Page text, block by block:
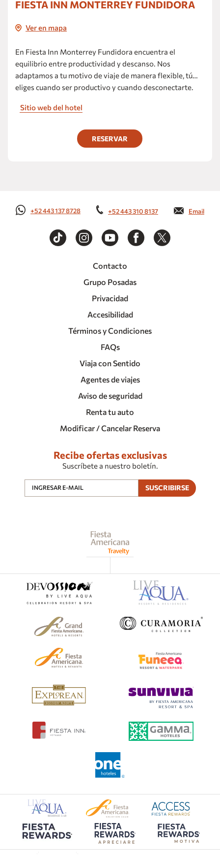
FIESTA INN MONTERREY FUNDIDORA
Ver en mapa
En Fiesta Inn Monterrey Fundidora encuentra el
equilibrio entre productividad y descanso. Nos
adaptamos a tu motivo de viaje de manera flexible, tú
eliges cuando ser productivo y cuando desconectarte.
minutos en automóvil del Parque Fundidora, cerca de
Sitio web del hotel
RESERVAR
+52 443 137 8728 +52 443 310 8137 Email
Contacto
Grupo Posadas
Privacidad
Accesibilidad
Términos y Condiciones
FAQs
Viaja con Sentido
Agentes de viajes
Aviso de seguridad
Renta tu auto
Modificar / Cancelar Reserva
Recibe ofertas exclusivas
Suscríbete a nuestro boletín.
SUSCRIBIRSE